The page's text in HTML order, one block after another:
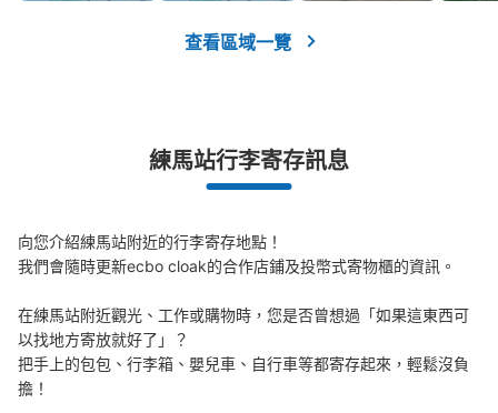
/ ¥1200小的:9/ ¥900
西武池袋線練馬駅1Fバスロータリー側コイ
ンロッカー
本日營業時間: 00:00〜00:00
駅1Fのバスロータリー側のコインロッカーになります。
查看區域一覽
練馬站行李寄存訊息
向您介紹練馬站附近的行李寄存地點！
我們會隨時更新ecbo cloak的合作店鋪及投幣式寄物櫃的資訊。
在練馬站附近觀光、工作或購物時，您是否曾想過「如果這東西可
以找地方寄放就好了」？
把手上的包包、行李箱、嬰兒車、自行車等都寄存起來，輕鬆沒負
擔！